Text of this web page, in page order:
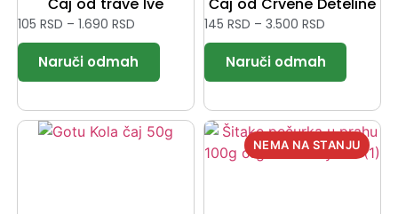
Čaj od trave Ive
105 RSD – 1.690 RSD
Čaj od Crvene Deteline
145 RSD – 3.500 RSD